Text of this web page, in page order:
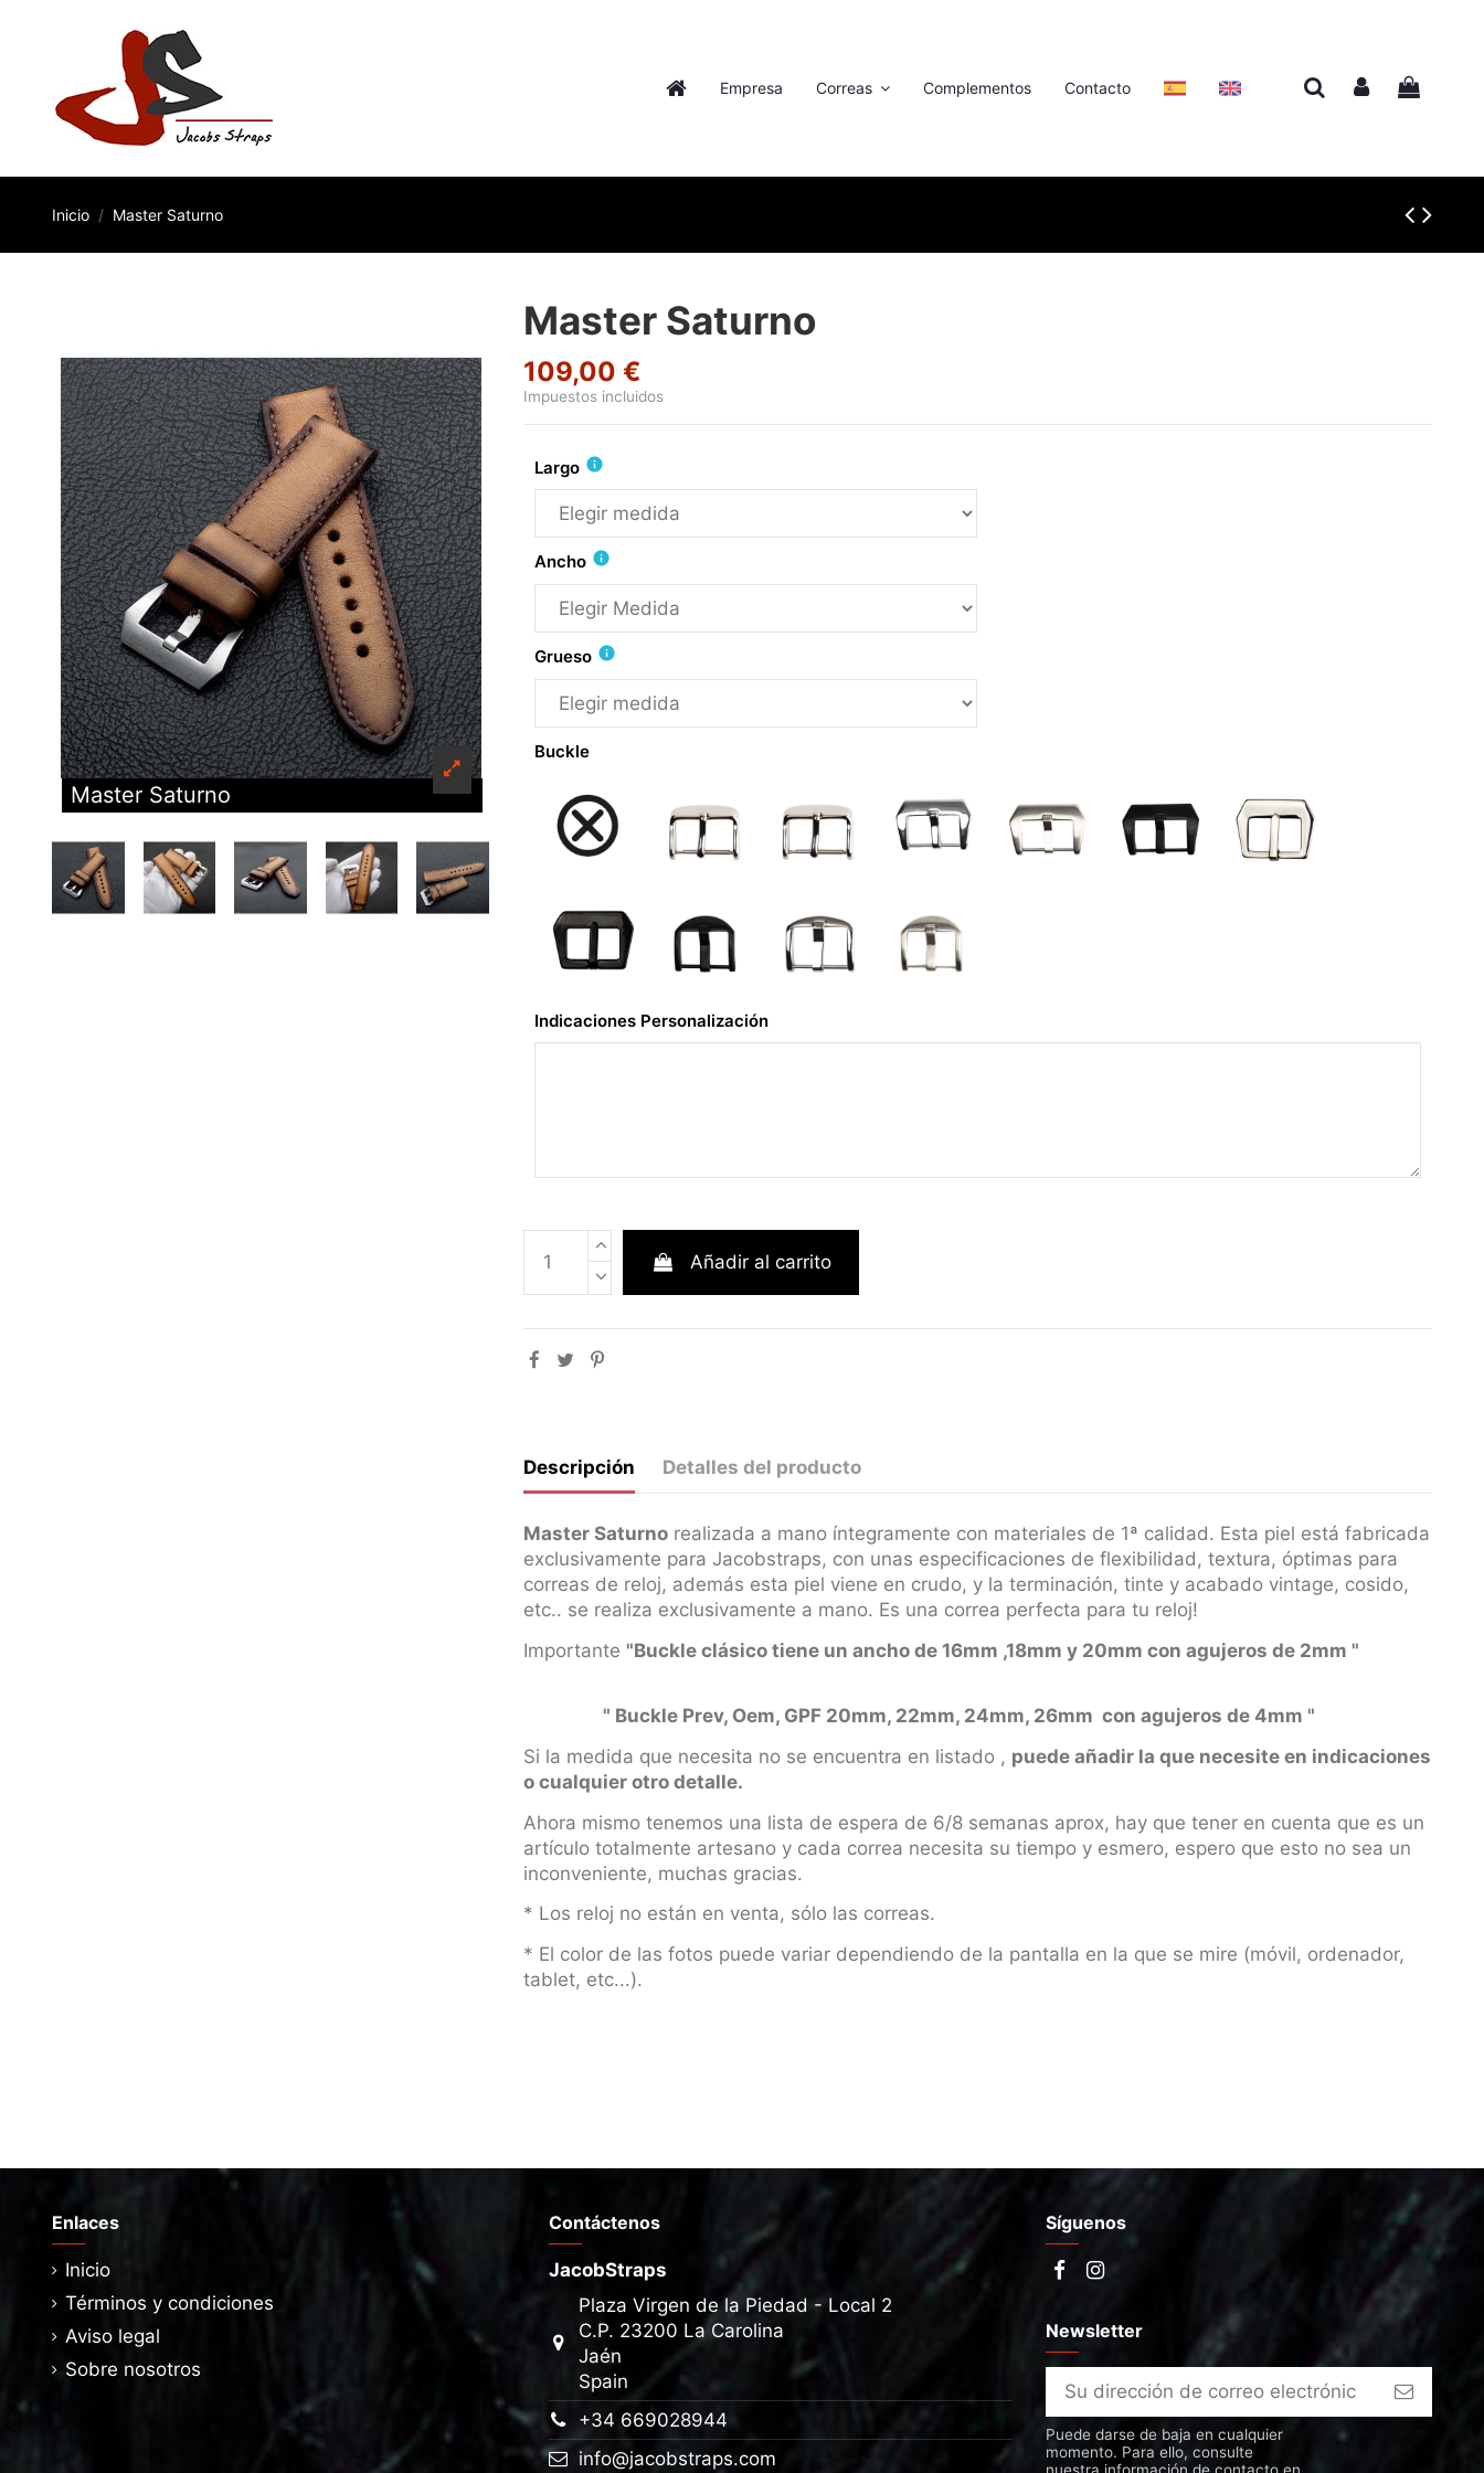
Empresa Correas Complementos Contacto
Inicio Master Saturno
Master Saturno
Master Saturno
109,00 €
Impuestos incluidos
Largo info
Ancho info
Grueso info
Buckle
Indicaciones Personalización
Añadir al carrito
Descripción Detalles del producto
Master Saturnorealizada a mano íntegramente con materiales de 1ª calidad. Esta piel está fabricada
exclusivamente para Jacobstraps, con unas especificaciones de flexibilidad, textura, óptimas para
correas de reloj, además esta piel viene en crudo, y la terminación, tinte y acabado vintage, cosido,
etc.. se realiza exclusivamente a mano. Es una correa perfecta para tu reloj!
Importante "Buckle clásico tiene un ancho de 16mm ,18mm y 20mm con agujeros de 2mm "
" Buckle Prev, Oem, GPF 20mm, 22mm, 24mm, 26mm con agujeros de 4mm "
Si la medida que necesita no se encuentra en listado , puede añadir la que necesite en indicaciones
o cualquier otro detalle.
Ahora mismo tenemos una lista de espera de 6/8 semanas aprox, hay que tener en cuenta que es un
artículo totalmente artesano y cada correa necesita su tiempo y esmero, espero que esto no sea un
inconveniente, muchas gracias.
* Los reloj no están en venta, sólo las correas.
* El color de las fotos puede variar dependiendo de la pantalla en la que se mire (móvil, ordenador,
tablet, etc...).
Enlaces
Inicio
Términos y condiciones
Aviso legal
Sobre nosotros
Contáctenos
JacobStraps
Plaza Virgen de la Piedad - Local 2
C.P. 23200 La Carolina
Jaén
Spain
+34 669028944
info@jacobstraps.com
Síguenos
Newsletter
Puede darse de baja en cualquier
momento. Para ello, consulte